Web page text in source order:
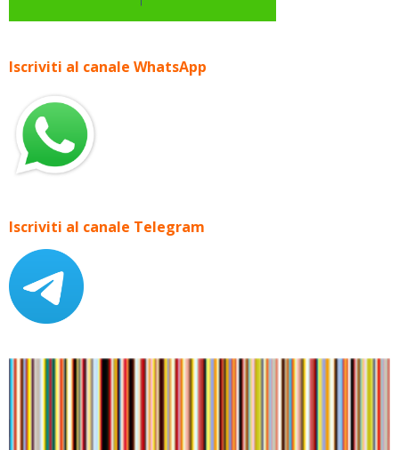
Iscriviti al canale WhatsApp
Iscriviti al canale Telegram